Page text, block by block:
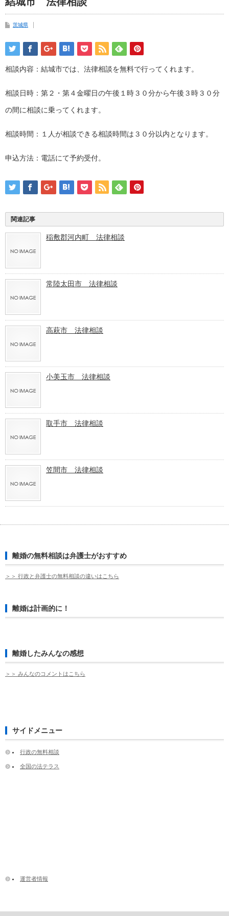
茨城県
相談内容：結城市では、法律相談を無料で行ってくれます。
相談日時：第２・第４金曜日の午後１時３０分から午後３時３０分
の間に相談に乗ってくれます。
相談時間：１人が相談できる相談時間は３０分以内となります。
申込方法：電話にて予約受付。
関連記事
稲敷郡河内町 法律相談
常陸太田市 法律相談
高萩市 法律相談
小美玉市 法律相談
取手市 法律相談
笠間市 法律相談
離婚の無料相談は弁護士がおすすめ
＞＞ 行政と弁護士の無料相談の違いはこちら
離婚は計画的に！
離婚したみんなの感想
＞＞ みんなのコメントはこちら
サイドメニュー
行政の無料相談
全国の法テラス
運営者情報